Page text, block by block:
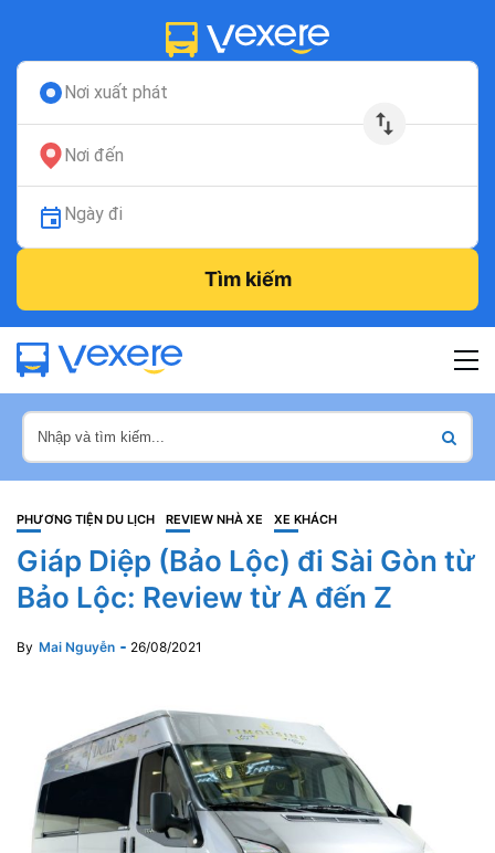
Nơi xuất phát
Nơi đến
Ngày đi
Tìm kiếm
PHƯƠNG TIỆN DU LỊCH REVIEW NHÀ XE XE KHÁCH
Giáp Diệp (Bảo Lộc) đi Sài Gòn từ
Bảo Lộc: Review từ A đến Z
By Mai Nguyễn 26/08/2021